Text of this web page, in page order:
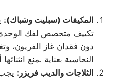
المكيفات (سبليت وشباك):
تكييف متخصص لفك الوحدة
دون فقدان غاز الفريون،
النحاسية بعناية لمنع
الثلاجات والديب فريزر: يجب